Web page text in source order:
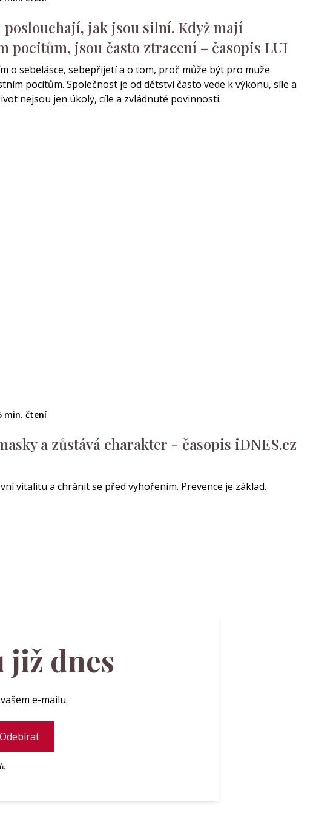
poslouchají, jak jsou silní. Když mají
pocitům, jsou často ztracení – časopis LUI
o sebelásce, sebepřijetí a o tom, proč může být pro muže
pocitům. Společnost je od dětství často vede k výkonu, síle a
nejsou jen úkoly, cíle a zvládnuté povinnosti.
min. čtení
a zůstává charakter - časopis iDNES.cz
vitalitu a chránit se před vyhořením. Prevence je základ.
již dnes
e-mailu.
.